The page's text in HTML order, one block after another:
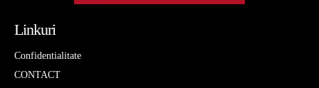
Linkuri
Confidentialitate
CONTACT